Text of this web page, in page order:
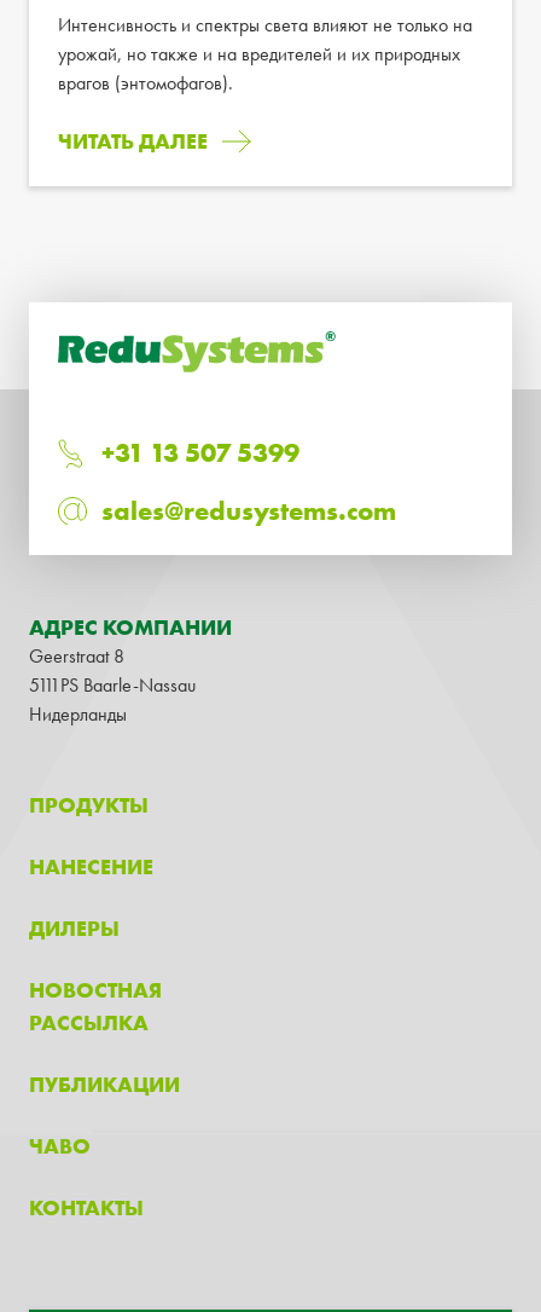
Интенсивность и спектры света влияют не только на
урожай, но также и на вредителей и их природных
врагов (энтомофагов).
ЧИТАТЬ ДАЛЕЕ
+31 13 507 5399
sales@redusystems.com
АДРЕС КОМПАНИИ
Geerstraat 8
5111PS Baarle-Nassau
Нидерланды
ПРОДУКТЫ
НАНЕСЕНИЕ
ДИЛЕРЫ
НОВОСТНАЯ
РАССЫЛКА
ПУБЛИКАЦИИ
ЧАВО
КОНТАКТЫ